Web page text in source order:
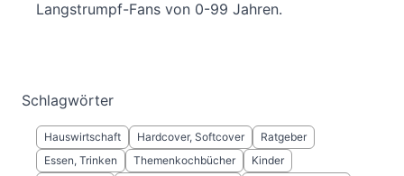
Langstrumpf-Fans von 0-99 Jahren.
Schlagwörter
Hauswirtschaft Hardcover, Softcover
Ratgeber
Essen, Trinken
Themenkochbücher
Kinder